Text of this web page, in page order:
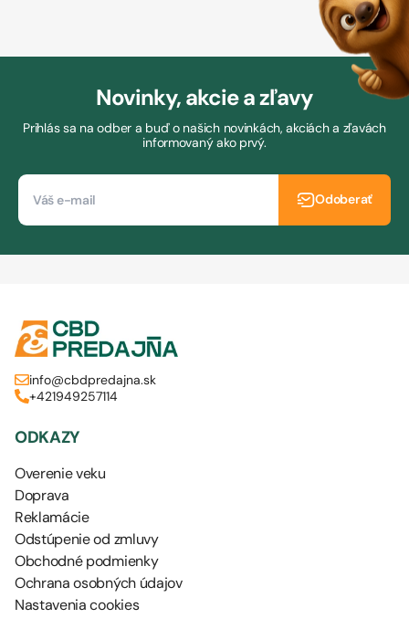
Novinky, akcie a zľavy
Prihlás sa na odber a buď o našich novinkách, akciách a zľavách
informovaný ako prvý.
Odoberať
info@cbdpredajna.sk
+421949257114
ODKAZY
Overenie veku
Doprava
Reklamácie
Odstúpenie od zmluvy
Obchodné podmienky
Ochrana osobných údajov
Nastavenia cookies